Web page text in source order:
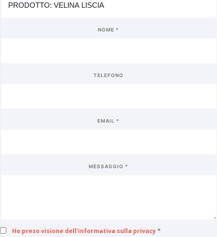
NOME *
TELEFONO
EMAIL *
MESSAGGIO *
Ho preso visione dell'informativa sulla privacy*